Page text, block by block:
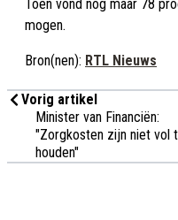
Toen vond nog maar 78
mogen.
Bron(nen): RTL Nieuws
Vorig artikel
Minister van Financiën:
"Zorgkosten zijn niet vol
houden"